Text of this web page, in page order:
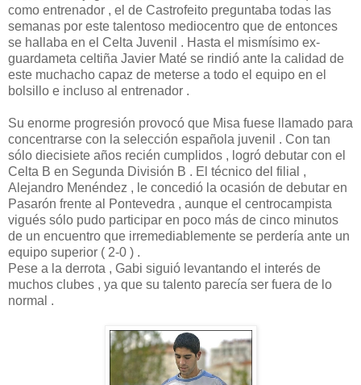
como entrenador , el de Castrofeito preguntaba todas las
semanas por este talentoso mediocentro que de entonces
se hallaba en el Celta Juvenil . Hasta el mismísimo ex-
guardameta celtiña Javier Maté se rindió ante la calidad de
este muchacho capaz de meterse a todo el equipo en el
bolsillo e incluso al entrenador .
Su enorme progresión provocó que Misa fuese llamado para
concentrarse con la selección española juvenil . Con tan
sólo diecisiete años recién cumplidos , logró debutar con el
Celta B en Segunda División B . El técnico del filial ,
Alejandro Menéndez , le concedió la ocasión de debutar en
Pasarón frente al Pontevedra , aunque el centrocampista
vigués sólo pudo participar en poco más de cinco minutos
de un encuentro que irremediablemente se perdería ante un
equipo superior ( 2-0 ) .
Pese a la derrota , Gabi siguió levantando el interés de
muchos clubes , ya que su talento parecía ser fuera de lo
normal .